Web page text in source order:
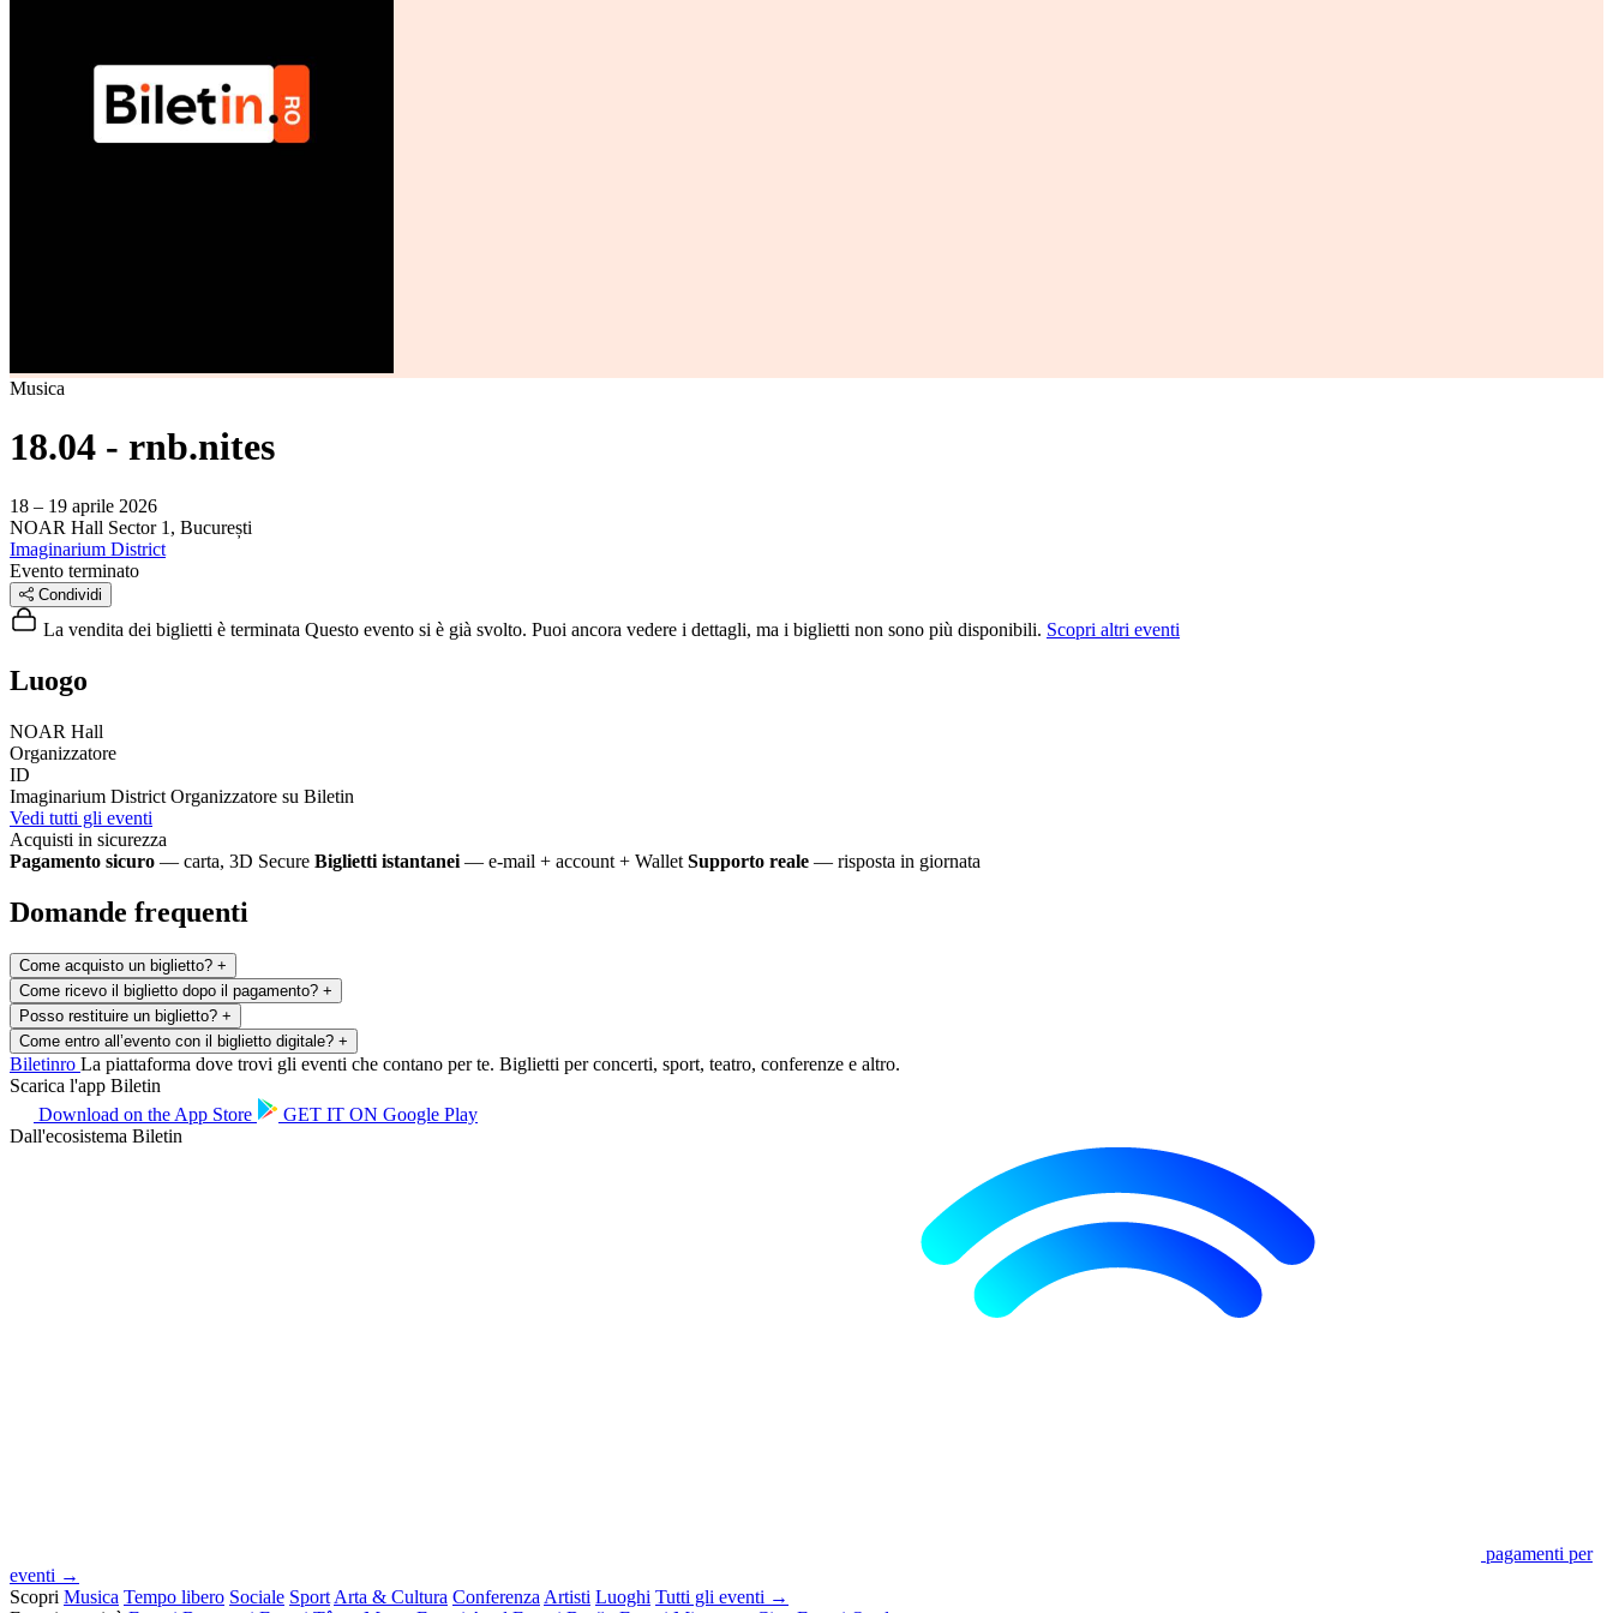
Musica
18.04 - rnb.nites
18 – 19 aprile 2026
NOAR Hall Sector 1, București
Imaginarium District
Evento terminato
Condividi
La vendita dei biglietti è terminata Questo evento si è già svolto. Puoi ancora vedere i dettagli, ma i biglietti non sono più disponibili. Scopri altri eventi
Luogo
NOAR Hall
Organizzatore
ID
Imaginarium District Organizzatore su Biletin
Vedi tutti gli eventi
Acquisti in sicurezza
Pagamento sicuro — carta, 3D Secure Biglietti istantanei — e-mail + account + Wallet Supporto reale — risposta in giornata
Domande frequenti
Come acquisto un biglietto? +
Come ricevo il biglietto dopo il pagamento? +
Posso restituire un biglietto? +
Come entro all’evento con il biglietto digitale? +
Biletinro La piattaforma dove trovi gli eventi che contano per te. Biglietti per concerti, sport, teatro, conferenze e altro.
Scarica l'app Biletin
Download on the App Store GET IT ON Google Play
Dall'ecosistema Biletin
pagamenti per
eventi →
Scopri Musica Tempo libero Sociale Sport Arta & Cultura Conferenza Artisti Luoghi Tutti gli eventi →